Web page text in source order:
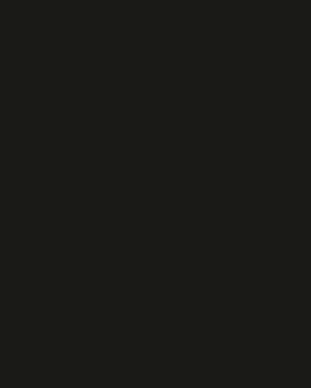
Fernandes (lesionado) são
para iniciar o clássico.